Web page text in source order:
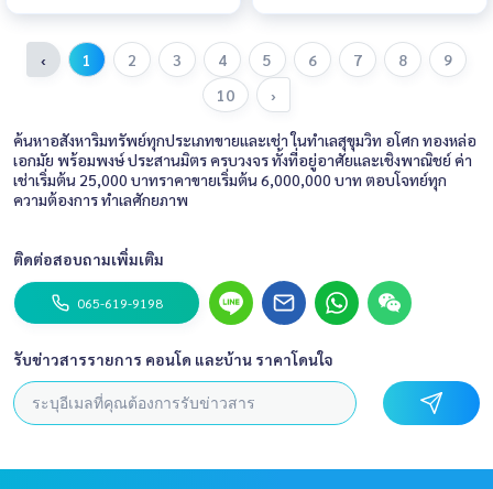
‹ 1 2 3 4 5 6 7 8
9
10
›
ค้นหาอสังหาริมทรัพย์ทุกประเภทขายและเช่า ในทำเลสุขุมวิท อโศก ทองหล่อ
เอกมัย พร้อมพงษ์ ประสานมิตร ครบวงจร ทั้งที่อยู่อาศัยและเชิงพาณิชย์ ค่า
เช่าเริ่มต้น 25,000 บาทราคาขายเริ่มต้น 6,000,000 บาท ตอบโจทย์ทุก
ความต้องการ ทำเลศักยภาพ
ติดต่อสอบถามเพิ่มเติม
065-619-9198
รับข่าวสารรายการ คอนโด และบ้าน ราคาโดนใจ